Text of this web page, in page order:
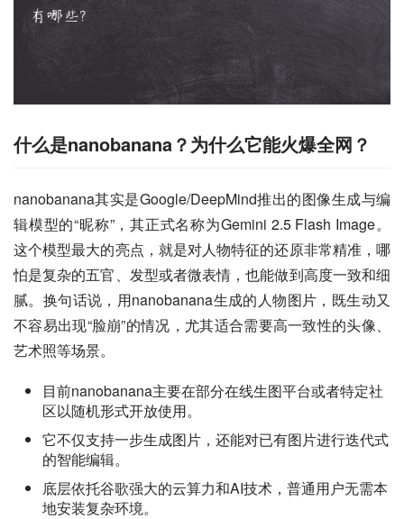
什么是nanobanana？为什么它能火爆全网？
nanobanana其实是Google/DeepMind推出的图像生成与编
辑模型的“昵称”，其正式名称为Gemini 2.5 Flash Image。
这个模型最大的亮点，就是对人物特征的还原非常精准，哪
怕是复杂的五官、发型或者微表情，也能做到高度一致和细
腻。换句话说，用nanobanana生成的人物图片，既生动又
不容易出现“脸崩”的情况，尤其适合需要高一致性的头像、
艺术照等场景。
目前nanobanana主要在部分在线生图平台或者特定社
区以随机形式开放使用。
它不仅支持一步生成图片，还能对已有图片进行迭代式
的智能编辑。
底层依托谷歌强大的云算力和AI技术，普通用户无需本
地安装复杂环境。